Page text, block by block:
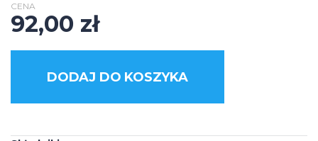
CENA
92,00 zł
DODAJ DO KOSZYKA